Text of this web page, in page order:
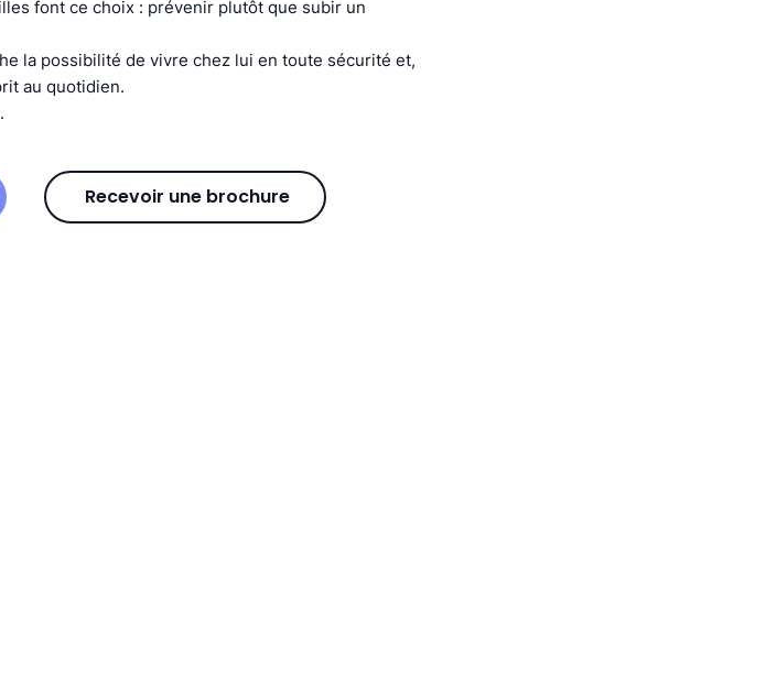
font ce choix : prévenir plutôt que subir un
la possibilité de vivre chez lui en toute sécurité et,
au quotidien.
Recevoir une brochure